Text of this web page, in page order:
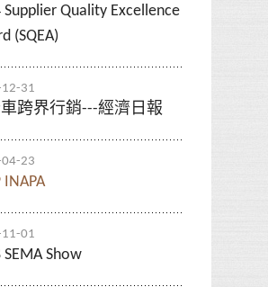
Supplier Quality Excellence
(SQEA)
31
跨界行銷---經濟日報
23
01
SEMA Show